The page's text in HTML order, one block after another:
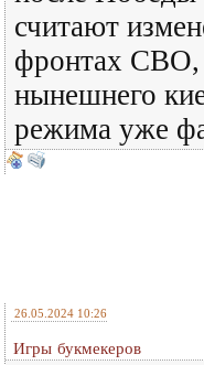
считают
фронтах СВО,
нынешнего
режима уже
26.05.2024 10:26
Игры букмекеров